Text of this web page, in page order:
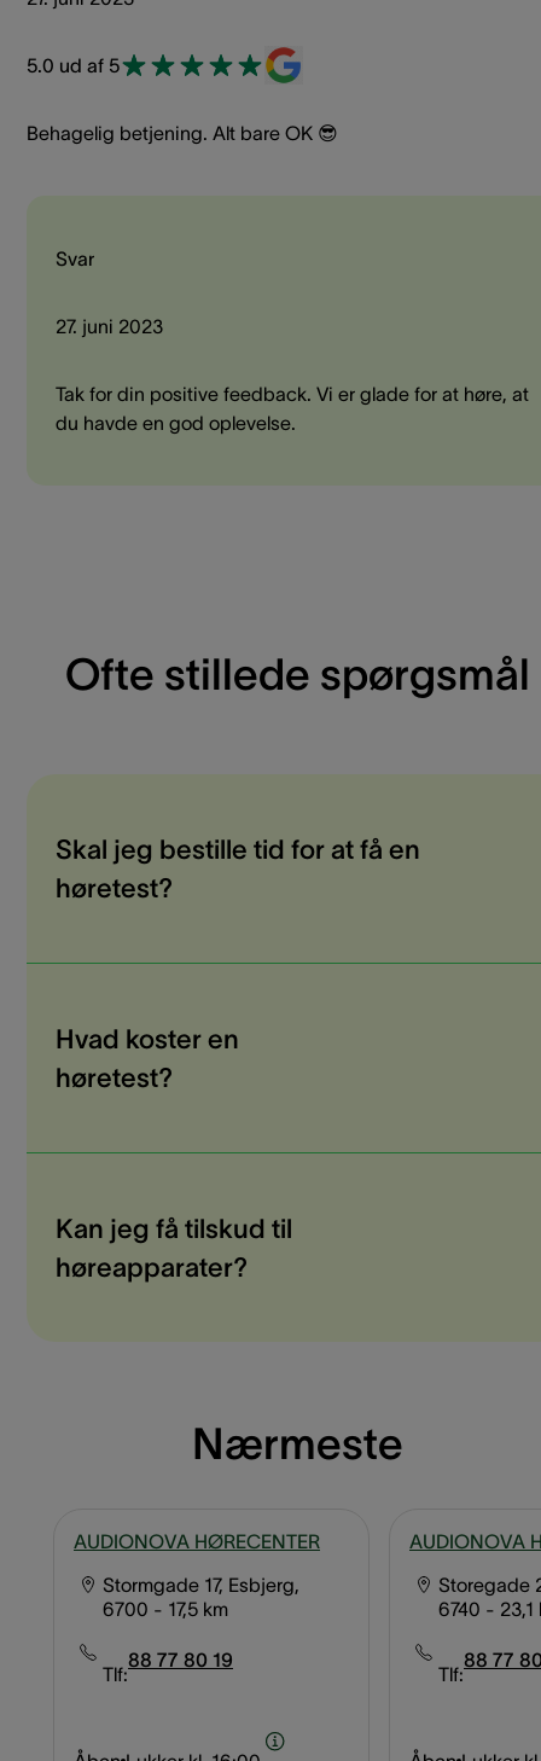
5.0 ud af 5
Behagelig betjening. Alt bare OK 😎
Svar
27. juni 2023
Tak for din positive feedback. Vi er glade for at høre, at
du havde en god oplevelse.
Ofte stillede spørgsmål
Skal jeg bestille tid for at få en
høretest?
Hvad koster en
høretest?
Kan jeg få tilskud til
høreapparater?
Nærmeste
AUDIONOVA HØRECENTER
Stormgade 17, Esbjerg,
6700 - 17,5 km
Tlf:
88 77 80 19
AUDIONOVA
Storegade
6740 - 23,1
Tlf:
88 77